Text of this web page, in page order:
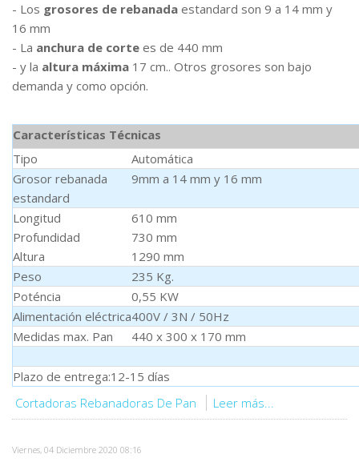
- Los grosores de rebanada estandard son 9 a 14 mm y
16 mm
- La anchura de corte es de 440 mm
- y la altura máxima 17 cm.. Otros grosores son bajo
demanda y como opción.
Características Técnicas
Tipo
Automática
Grosor rebanada
estandard
9mm a 14 mm y 16 mm
Longitud
Profundidad
Altura
610 mm
730 mm
1290 mm
Peso
235 Kg.
Poténcia
0,55 KW
Alimentación eléctrica400V / 3N / 50Hz
Medidas max. Pan
440 x 300 x 170 mm
Plazo de entrega:12-15 días
Cortadoras Rebanadoras De Pan
Leer más...
Viernes, 04 Diciembre 2020 08:16